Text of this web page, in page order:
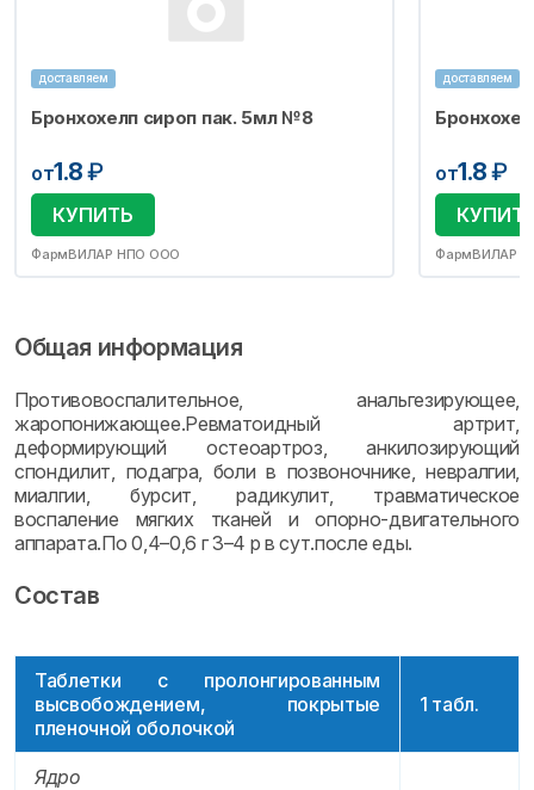
доставляем
Бронхохелп сироп пак. 5мл №8
от1.8₽
КУПИТЬ
ФармВИЛАР НПО ООО
доставляем
от1.8₽
ФармВИЛАР
Общая информация
Противовоспалительное, анальгезирующее,
жаропонижающее.Ревматоидный артрит,
деформирующий остеоартроз, анкилозирующий
спондилит, подагра, боли в позвоночнике, невралгии,
миалгии, бурсит, радикулит, травматическое
воспаление мягких тканей и опорно-двигательного
аппарата.По 0,4–0,6 г 3–4 р в сут.после еды.
Состав
Таблетки с пролонгированным
высвобождением, покрытые
пленочной оболочкой
1 табл.
Ядро